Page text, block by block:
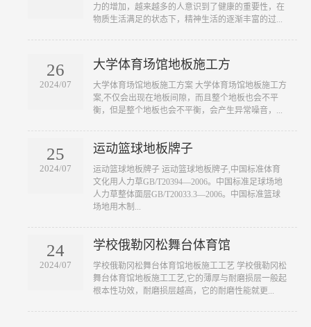
力的增加，越来越多的人意识到了健康的重要性，在
物质生活满足的状态下，精神生活的逐渐丰富的过...
26
2024/07
大学体育场馆地板施工方
​大学体育场馆地板施工方案 大学体育场馆地板施工方
案,不仅会出现在地板间隙，而且整个地板也会不平
衡，但是整个地板也会不平衡，会产生异常噪音，...
25
2024/07
运动篮球地板牌子
​运动篮球地板牌子 运动篮球地板牌子,中国标准体育
文化用人力草GB/T20394—2006。中国标准足球场地
人力草整体面层GB/T20033.3—2006。中国标准篮球
场地用木制...
24
2024/07
学校俄勒冈松舞台体育馆
​学校俄勒冈松舞台体育馆地板施工工艺 学校俄勒冈松
舞台体育馆地板施工工艺,它的薄厚与耐磨损层一般起
根本性功效，耐磨损层越高，它的耐磨性能就更...